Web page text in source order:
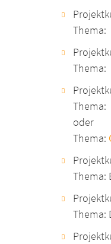
Thema:
Thema:
Thema:
oder
Thema:
Thema:
Thema: